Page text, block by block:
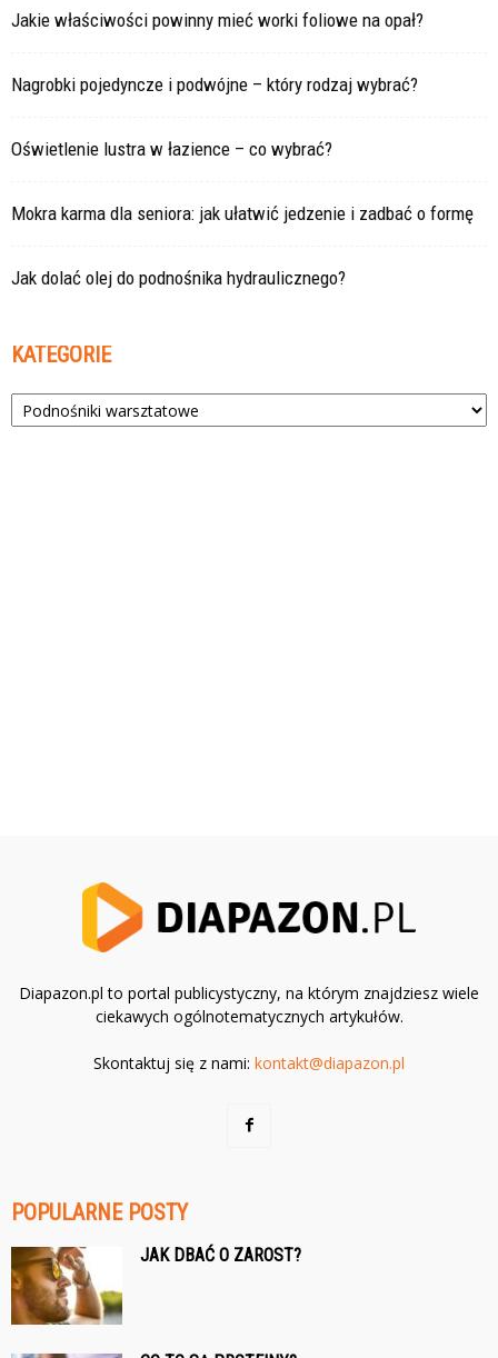
Jakie właściwości powinny mieć worki foliowe na opał?
Nagrobki pojedyncze i podwójne – który rodzaj wybrać?
Oświetlenie lustra w łazience – co wybrać?
Mokra karma dla seniora: jak ułatwić jedzenie i zadbać o formę
Jak dolać olej do podnośnika hydraulicznego?
KATEGORIE
Kategorie
Diapazon.pl to portal publicystyczny, na którym znajdziesz wiele
ciekawych ogólnotematycznych artykułów.
Skontaktuj się z nami: kontakt@diapazon.pl
POPULARNE POSTY
JAK DBAĆ O ZAROST?